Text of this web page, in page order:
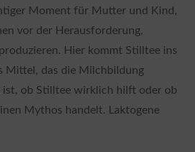
Moment für Mutter und Kind,
vor der Herausforderung,
Hier kommt Stilltee ins
Mittel, das die Milchbildung
ist, ob Stilltee wirklich hilft oder ob
Mythos handelt. Laktogene